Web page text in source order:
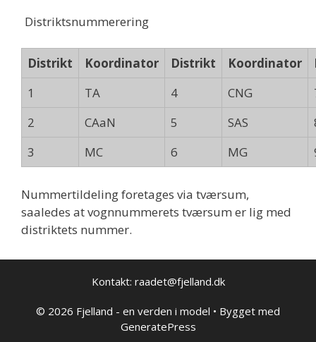
Distriktsnummerering
Distrikt Koordinator Distrikt Koordinator
1
TA 4 CNG
2
CAaN 5 SAS
3
MC 6 MG
Nummertildeling foretages via tværsum,
saaledes at vognnummerets tværsum er lig med
distriktets nummer.
Kontakt: raadet@fjelland.dk
© 2026 Fjelland - en verden i model • Bygget med
GeneratePress